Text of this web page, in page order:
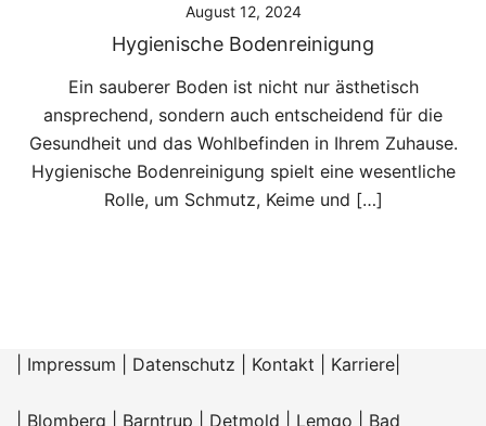
August 12, 2024
Hygienische Bodenreinigung
Ein sauberer Boden ist nicht nur ästhetisch
ansprechend, sondern auch entscheidend für die
Gesundheit und das Wohlbefinden in Ihrem Zuhause.
Hygienische Bodenreinigung spielt eine wesentliche
Rolle, um Schmutz, Keime und […]
Impressum Datenschutz Kontakt Karriere
Blomberg Barntrup Detmold Lemgo Bad